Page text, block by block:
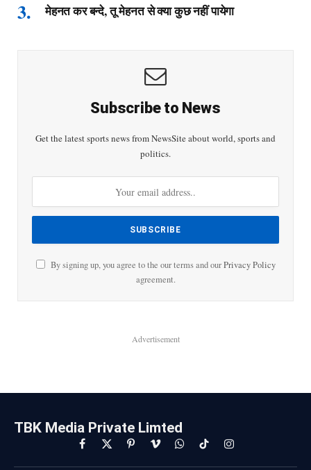
मेहनत कर बन्दे, तू मेहनत से क्या कुछ नहीं पायेगा
Subscribe to News
Get the latest sports news from NewsSite about world, sports and
politics.
By signing up, you agree to the our terms and ourPrivacy Policy
agreement.
Advertisement
TBK Media Private Limted
Facebook
X
(Twitter)
PinterestVimeoWhatsAppTikTokInstagram